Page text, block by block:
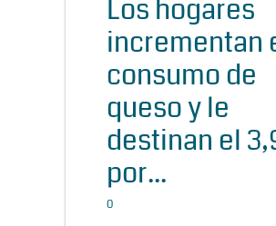
Los hogares
incrementan
consumo de
queso y le
destinan el
por...
0